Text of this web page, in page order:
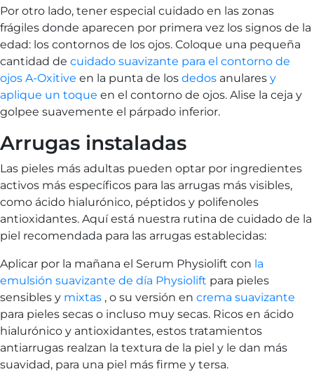
Por otro lado, tener especial cuidado en las zonas
frágiles donde aparecen por primera vez los signos de la
edad: los contornos de los ojos. Coloque una pequeña
cantidad de cuidado suavizante para el contorno de
ojos A-Oxitive en la punta de los dedos anulares y
aplique un toque en el contorno de ojos. Alise la ceja y
golpee suavemente el párpado inferior.
Arrugas instaladas
Las pieles más adultas pueden optar por ingredientes
activos más específicos para las arrugas más visibles,
como ácido hialurónico, péptidos y polifenoles
antioxidantes. Aquí está nuestra rutina de cuidado de la
piel recomendada para las arrugas establecidas:
Aplicar por la mañana el Serum Physiolift con la
emulsión suavizante de día Physiolift para pieles
sensibles y mixtas , o su versión en crema suavizante
para pieles secas o incluso muy secas. Ricos en ácido
hialurónico y antioxidantes, estos tratamientos
antiarrugas realzan la textura de la piel y le dan más
suavidad, para una piel más firme y tersa.